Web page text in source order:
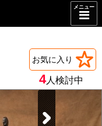
メニュー
お気に入り
4人検討中